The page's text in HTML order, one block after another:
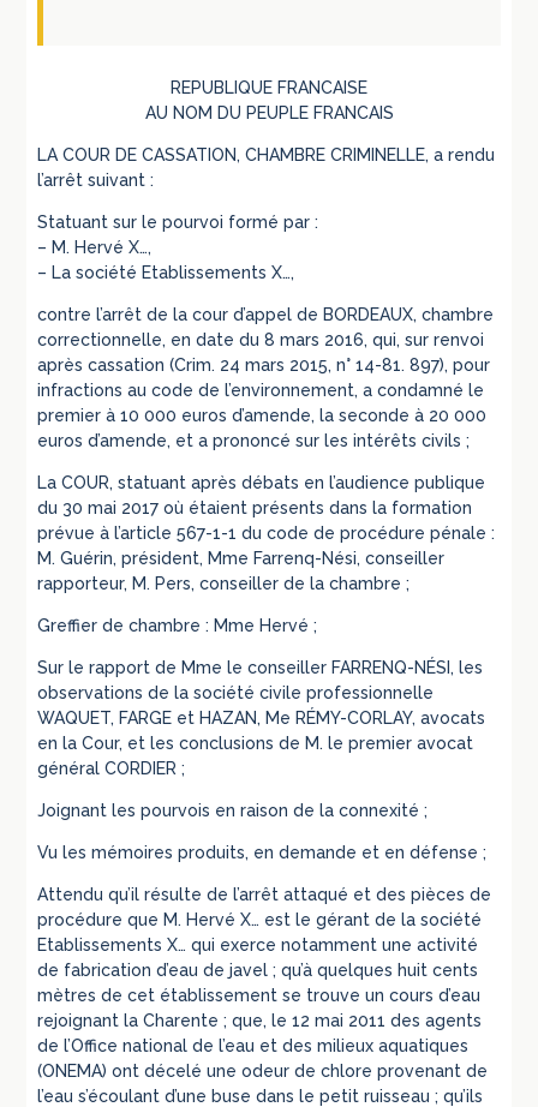
REPUBLIQUE FRANCAISE
AU NOM DU PEUPLE FRANCAIS
LA COUR DE CASSATION, CHAMBRE CRIMINELLE, a rendu
l’arrêt suivant :
Statuant sur le pourvoi formé par :
– M. Hervé X…,
– La société Etablissements X…,
contre l’arrêt de la cour d’appel de BORDEAUX, chambre
correctionnelle, en date du 8 mars 2016, qui, sur renvoi
après cassation (Crim. 24 mars 2015, n° 14-81. 897), pour
infractions au code de l’environnement, a condamné le
premier à 10 000 euros d’amende, la seconde à 20 000
euros d’amende, et a prononcé sur les intérêts civils ;
La COUR, statuant après débats en l’audience publique
du 30 mai 2017 où étaient présents dans la formation
prévue à l’article 567-1-1 du code de procédure pénale :
M. Guérin, président, Mme Farrenq-Nési, conseiller
rapporteur, M. Pers, conseiller de la chambre ;
Greffier de chambre : Mme Hervé ;
Sur le rapport de Mme le conseiller FARRENQ-NÉSI, les
observations de la société civile professionnelle
WAQUET, FARGE et HAZAN, Me RÉMY-CORLAY, avocats
en la Cour, et les conclusions de M. le premier avocat
général CORDIER ;
Joignant les pourvois en raison de la connexité ;
Vu les mémoires produits, en demande et en défense ;
Attendu qu’il résulte de l’arrêt attaqué et des pièces de
procédure que M. Hervé X… est le gérant de la société
Etablissements X… qui exerce notamment une activité
de fabrication d’eau de javel ; qu’à quelques huit cents
mètres de cet établissement se trouve un cours d’eau
rejoignant la Charente ; que, le 12 mai 2011 des agents
de l’Office national de l’eau et des milieux aquatiques
(ONEMA) ont décelé une odeur de chlore provenant de
l’eau s’écoulant d’une buse dans le petit ruisseau ; qu’ils